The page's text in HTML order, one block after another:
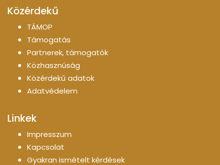
Közérdekű
TÁMOP
Támogatás
Partnerek, támogatók
Közhasznúság
Közérdekű adatok
Adatvédelem
Linkek
Impresszum
Kapcsolat
Gyakran ismételt kérdések